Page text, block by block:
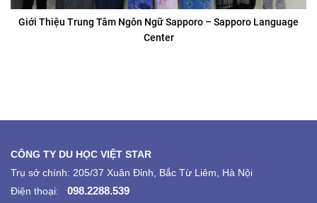
Giới thiệu Trường Cao Đẳng Kinh Doanh Tổng Hợp Matsue
CÔNG TY DU HỌC VIỆT STAR
Trụ sở chính: 205/37 Xuân Đỉnh, Bắc Từ Liêm, Hà Nội
Điện thoại:
098.2288.539